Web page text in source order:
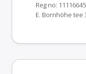
Reg no: 11116645
E. Bornhöhe tee